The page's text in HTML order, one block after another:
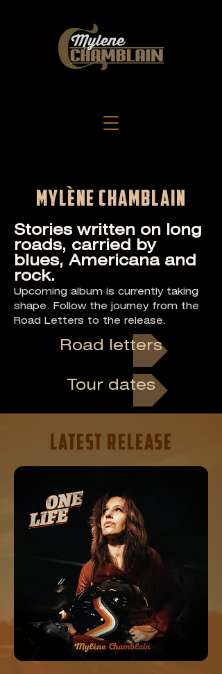
MYLÈNE CHAMBLAIN
Stories written on long
roads, carried by
blues, Americana and
rock.
Upcoming album is currently taking
shape. Follow the journey from the
Road Letters to the release.
Road letters
Tour dates
LATEST RELEASE